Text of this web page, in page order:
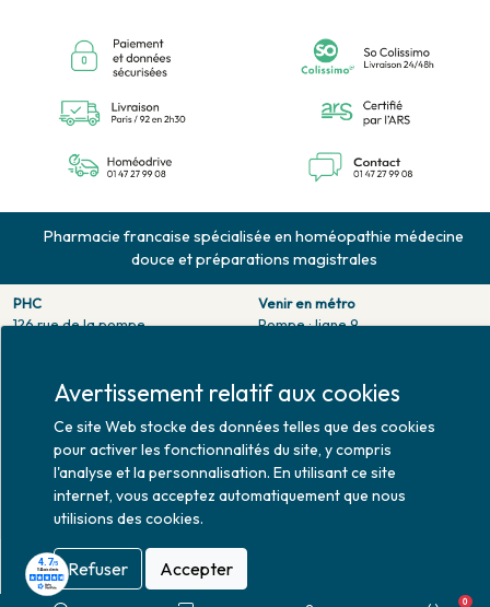
Pharmacie francaise spécialisée en homéopathie médecine
douce et préparations magistrales
PHC
126 rue de la pompe
Fax. 01 47 55 03 61
Horaires d'ouverture
Lundi : 10h30 - 20h00
Mardi au vendredi : 9h00 -
20h00
Samedi : 9h30 - 20h00
Venir en métro
Pompe : ligne 9.
Venir en bus
Jean Monet : ligne 52.
0
Avertissement relatif aux cookies
Ce site Web stocke des données telles que des cookies
pour activer les fonctionnalités du site, y compris
l'analyse et la personnalisation. En utilisant ce site
internet, vous acceptez automatiquement que nous
utilisions des cookies.
Refuser Accepter